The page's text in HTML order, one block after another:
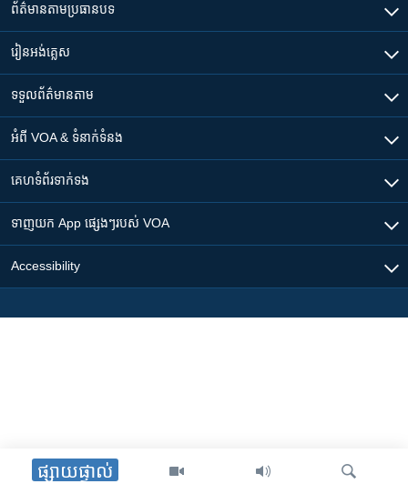
ផ្សាយផ្ទាល់
ព័ត៌មាន​តាមប្រធានបទ​
រៀន​​អង់គ្លេស
ទទួល​ព័ត៌មាន​តាម
អំពី​ VOA & ទំនាក់ទំនង
គេហទំព័រ​​ទាក់ទង
ទាញយក​ App ផ្សេងៗ​របស់​ VOA
Accessibility